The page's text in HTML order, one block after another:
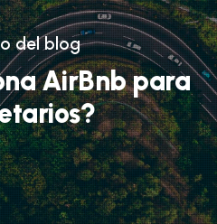
del blog
AirBnb para